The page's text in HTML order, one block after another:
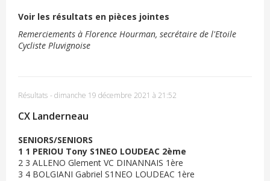
Voir les résultats en pièces jointes
Remerciements à Florence Hourman, secrétaire de l'Etoile
Cycliste Pluvignoise
Résultats - dimanche 19 décembre 2021 à 21:52
CX Landerneau
SENIORS/SENIORS
1 1 PERIOU Tony S1NEO LOUDEAC 2ème
2 3 ALLENO Glement VC DINANNAIS 1ère
3 4 BOLGIANI Gabriel S1NEO LOUDEAC 1ère